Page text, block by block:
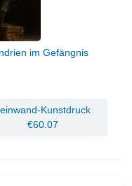
im Gefängnis
Kunstdruck
€60.07